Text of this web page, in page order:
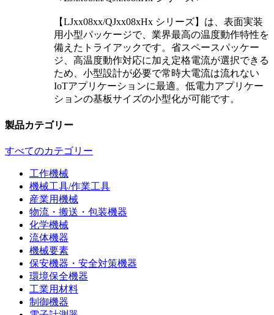
【LJxx08xx/QJxx08xHx シリーズ】は、表面実装
用小型パッケージで、業界最高の温度動作特性を
備えたトライアックです。省スペースパッケー
ジ、高温度動作対応に加え定格電流が選択できる
ため、小型設計が必要で常時大電流は流れない
IoTアプリケーションに最適。低電力アプリケー
ションの基板サイズの小型化が可能です。
製品カテゴリー
すべてのカテゴリー
工作機械
機械工具/作業工具
産業用機械
物流・搬送・包装機器
化学機械
流体機器
機械要素
保安機器・安全対策機器
環境保全機器
工業用材料
制御機器